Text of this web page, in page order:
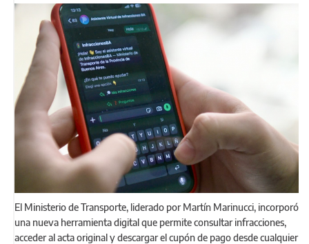
El Ministerio de Transporte, liderado por Martín Marinucci, incorporó
una nueva herramienta digital que permite consultar infracciones,
acceder al acta original y descargar el cupón de pago desde cualquier